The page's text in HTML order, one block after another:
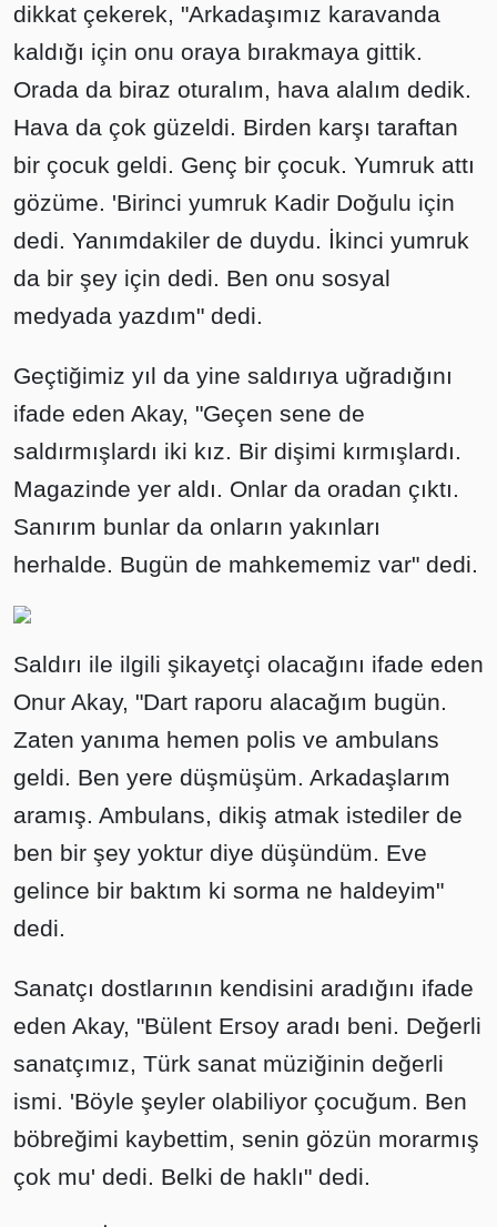
dikkat çekerek, "Arkadaşımız karavanda
kaldığı için onu oraya bırakmaya gittik.
Orada da biraz oturalım, hava alalım dedik.
Hava da çok güzeldi. Birden karşı taraftan
bir çocuk geldi. Genç bir çocuk. Yumruk attı
gözüme. 'Birinci yumruk Kadir Doğulu için
dedi. Yanımdakiler de duydu. İkinci yumruk
da bir şey için dedi. Ben onu sosyal
medyada yazdım" dedi.
Geçtiğimiz yıl da yine saldırıya uğradığını
ifade eden Akay, "Geçen sene de
saldırmışlardı iki kız. Bir dişimi kırmışlardı.
Magazinde yer aldı. Onlar da oradan çıktı.
Sanırım bunlar da onların yakınları
herhalde. Bugün de mahkememiz var" dedi.
Saldırı ile ilgili şikayetçi olacağını ifade eden
Onur Akay, "Dart raporu alacağım bugün.
Zaten yanıma hemen polis ve ambulans
geldi. Ben yere düşmüşüm. Arkadaşlarım
aramış. Ambulans, dikiş atmak istediler de
ben bir şey yoktur diye düşündüm. Eve
gelince bir baktım ki sorma ne haldeyim"
dedi.
Sanatçı dostlarının kendisini aradığını ifade
eden Akay, "Bülent Ersoy aradı beni. Değerli
sanatçımız, Türk sanat müziğinin değerli
ismi. 'Böyle şeyler olabiliyor çocuğum. Ben
böbreğimi kaybettim, senin gözün morarmış
çok mu' dedi. Belki de haklı" dedi.